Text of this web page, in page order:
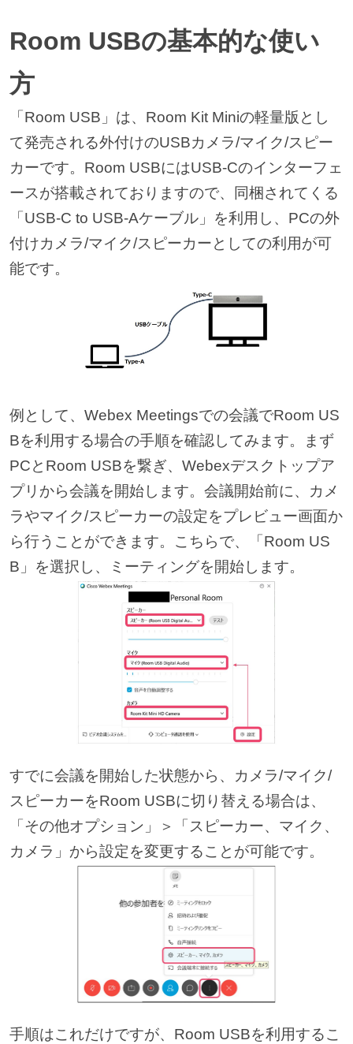
Room USBの基本的な使い
方
「Room USB」は、Room Kit Miniの軽量版とし
て発売される外付けのUSBカメラ/マイク/スピー
カーです。Room USBにはUSB-Cのインターフェ
ースが搭載されておりますので、同梱されてくる
「USB-C to USB-Aケーブル」を利用し、PCの外
付けカメラ/マイク/スピーカーとしての利用が可
能です。
例として、Webex Meetingsでの会議でRoom US
Bを利用する場合の手順を確認してみます。まず
PCとRoom USBを繋ぎ、Webexデスクトップア
プリから会議を開始します。会議開始前に、カメ
ラやマイク/スピーカーの設定をプレビュー画面か
ら行うことができます。こちらで、「Room US
B」を選択し、ミーティングを開始します。
すでに会議を開始した状態から、カメラ/マイク/
スピーカーをRoom USBに切り替える場合は、
「その他オプション」＞「スピーカー、マイク、
カメラ」から設定を変更することが可能です。
手順はこれだけですが、Room USBを利用するこ